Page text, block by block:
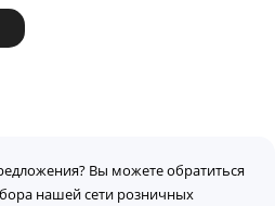
Вы можете обратиться
нашей сети розничных